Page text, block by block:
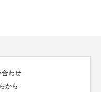
合わせ
から